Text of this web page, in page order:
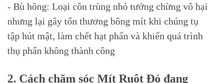
- Bù hông: Loại côn trùng nhỏ tưởng chừng vô hại
nhưng lại gây tổn thương bông mít khi chúng tụ
tập hút mật, làm chết hạt phấn và khiến quá trình
thụ phấn không thành công
2. Cách chăm sóc Mít Ruột Đỏ đang